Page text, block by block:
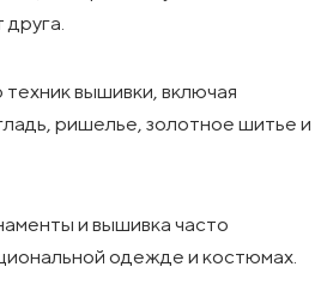
вышивки, включая
ришелье, золотное шитье и
и вышивка часто
одежде и костюмах.